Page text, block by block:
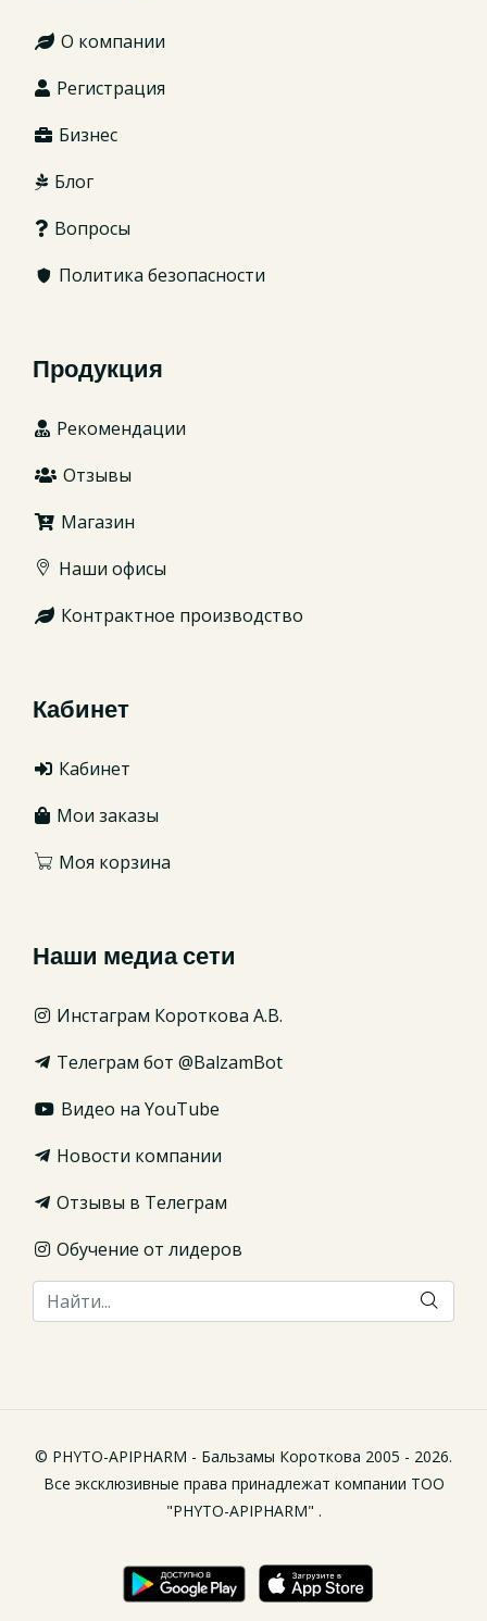
О компании
Регистрация
Бизнес
Блог
Вопросы
Политика безопасности
Продукция
Рекомендации
Отзывы
Магазин
Наши офисы
Контрактное производство
Кабинет
Кабинет
Мои заказы
Моя корзина
Наши медиа сети
Инстаграм Короткова А.В.
Телеграм бот @BalzamBot
Видео на YouTube
Новости компании
Отзывы в Телеграм
Обучение от лидеров
© PHYTO-APIPHARM - Бальзамы Короткова 2005 - 2026.
Все эксклюзивные права принадлежат компании ТОО
"PHYTO-APIPHARM" .